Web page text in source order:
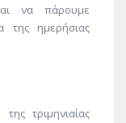
να πάρουμε
της ημερήσιας
τριμηνιαίας